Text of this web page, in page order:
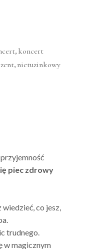
, koncert
, nietuzinkowy
piec zdrowy
wiedzieć, co jesz,
trudnego.
w magicznym